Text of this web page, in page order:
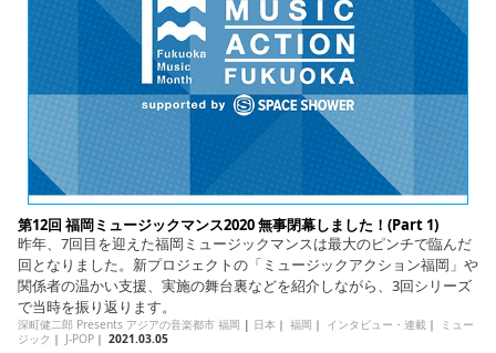
第12回 福岡ミュージックマンス2020 無事閉幕しました！(Part 1)
昨年、7回目を迎えた福岡ミュージックマンスは最大のピンチで臨んだ
回となりました。新プロジェクトの「ミュージックアクション福岡」や
関係者の温かい支援、実施の舞台裏などを紹介しながら、3回シリーズ
で当時を振り返ります。
深町健二郎 Presents アジアの音楽都市 福岡 | 日本｜ 福岡 ｜ インタビュー・連載｜
ミュー
ジック ｜ J-POP｜ 2021.03.05